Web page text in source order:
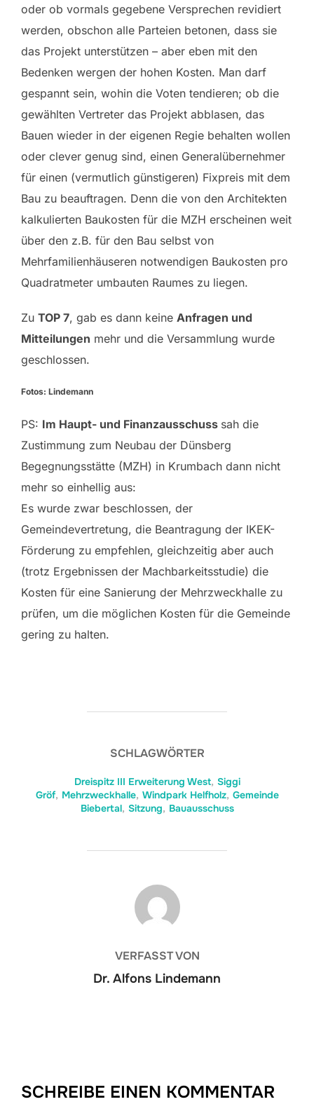
oder ob vormals gegebene Versprechen revidiert
werden, obschon alle Parteien betonen, dass sie
das Projekt unterstützen – aber eben mit den
Bedenken wergen der hohen Kosten. Man darf
gespannt sein, wohin die Voten tendieren; ob die
gewählten Vertreter das Projekt abblasen, das
Bauen wieder in der eigenen Regie behalten wollen
oder clever genug sind, einen Generalübernehmer
für einen (vermutlich günstigeren) Fixpreis mit dem
Bau zu beauftragen. Denn die von den Architekten
kalkulierten Baukosten für die MZH erscheinen weit
über den z.B. für den Bau selbst von
Mehrfamilienhäuseren notwendigen Baukosten pro
Quadratmeter umbauten Raumes zu liegen.
Zu TOP 7, gab es dann keine Anfragen und
Mitteilungen mehr und die Versammlung wurde
geschlossen.
Fotos: Lindemann
PS: Im Haupt- und Finanzausschuss sah die
Zustimmung zum Neubau der Dünsberg
Begegnungsstätte (MZH) in Krumbach dann nicht
mehr so einhellig aus:
Es wurde zwar beschlossen, der
Gemeindevertretung, die Beantragung der IKEK-
Förderung zu empfehlen, gleichzeitig aber auch
(trotz Ergebnissen der Machbarkeitsstudie) die
Kosten für eine Sanierung der Mehrzweckhalle zu
prüfen, um die möglichen Kosten für die Gemeinde
gering zu halten.
SCHLAGWÖRTER
Dreispitz III Erweiterung West, Siggi
Gröf, Mehrzweckhalle, Windpark Helfholz, Gemeinde
Biebertal, Sitzung, Bauausschuss
BEITRAGSAUTOR
VERFASST VON
Dr. Alfons Lindemann
SCHREIBE EINEN KOMMENTAR